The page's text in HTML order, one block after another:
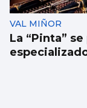
VAL MIÑOR
La “Pinta”